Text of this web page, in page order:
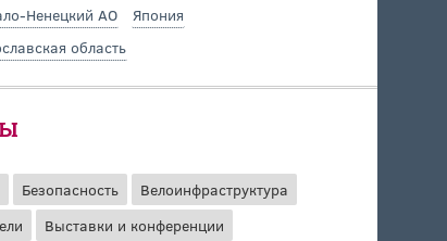
Ненецкий АО
Япония
область
Безопасность
Велоинфраструктура
Выставки и конференции